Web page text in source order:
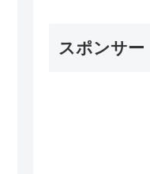
スポンサー